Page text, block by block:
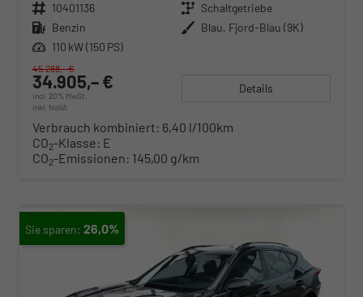
Fahrzeugnr. 10401136 Getriebe Schaltgetriebe
Kraftstoff Benzin Außenfarbe Blau, Fjord-Blau (9K)
Leistung 110 kW (150 PS)
34.905,– €
incl. 20% MwSt.
inkl. NoVA
45.288,– €
Details
Verbrauch kombiniert: 6,40 l/100km
CO2-Klasse: E
CO2-Emissionen: 145,00 g/km
26,0%